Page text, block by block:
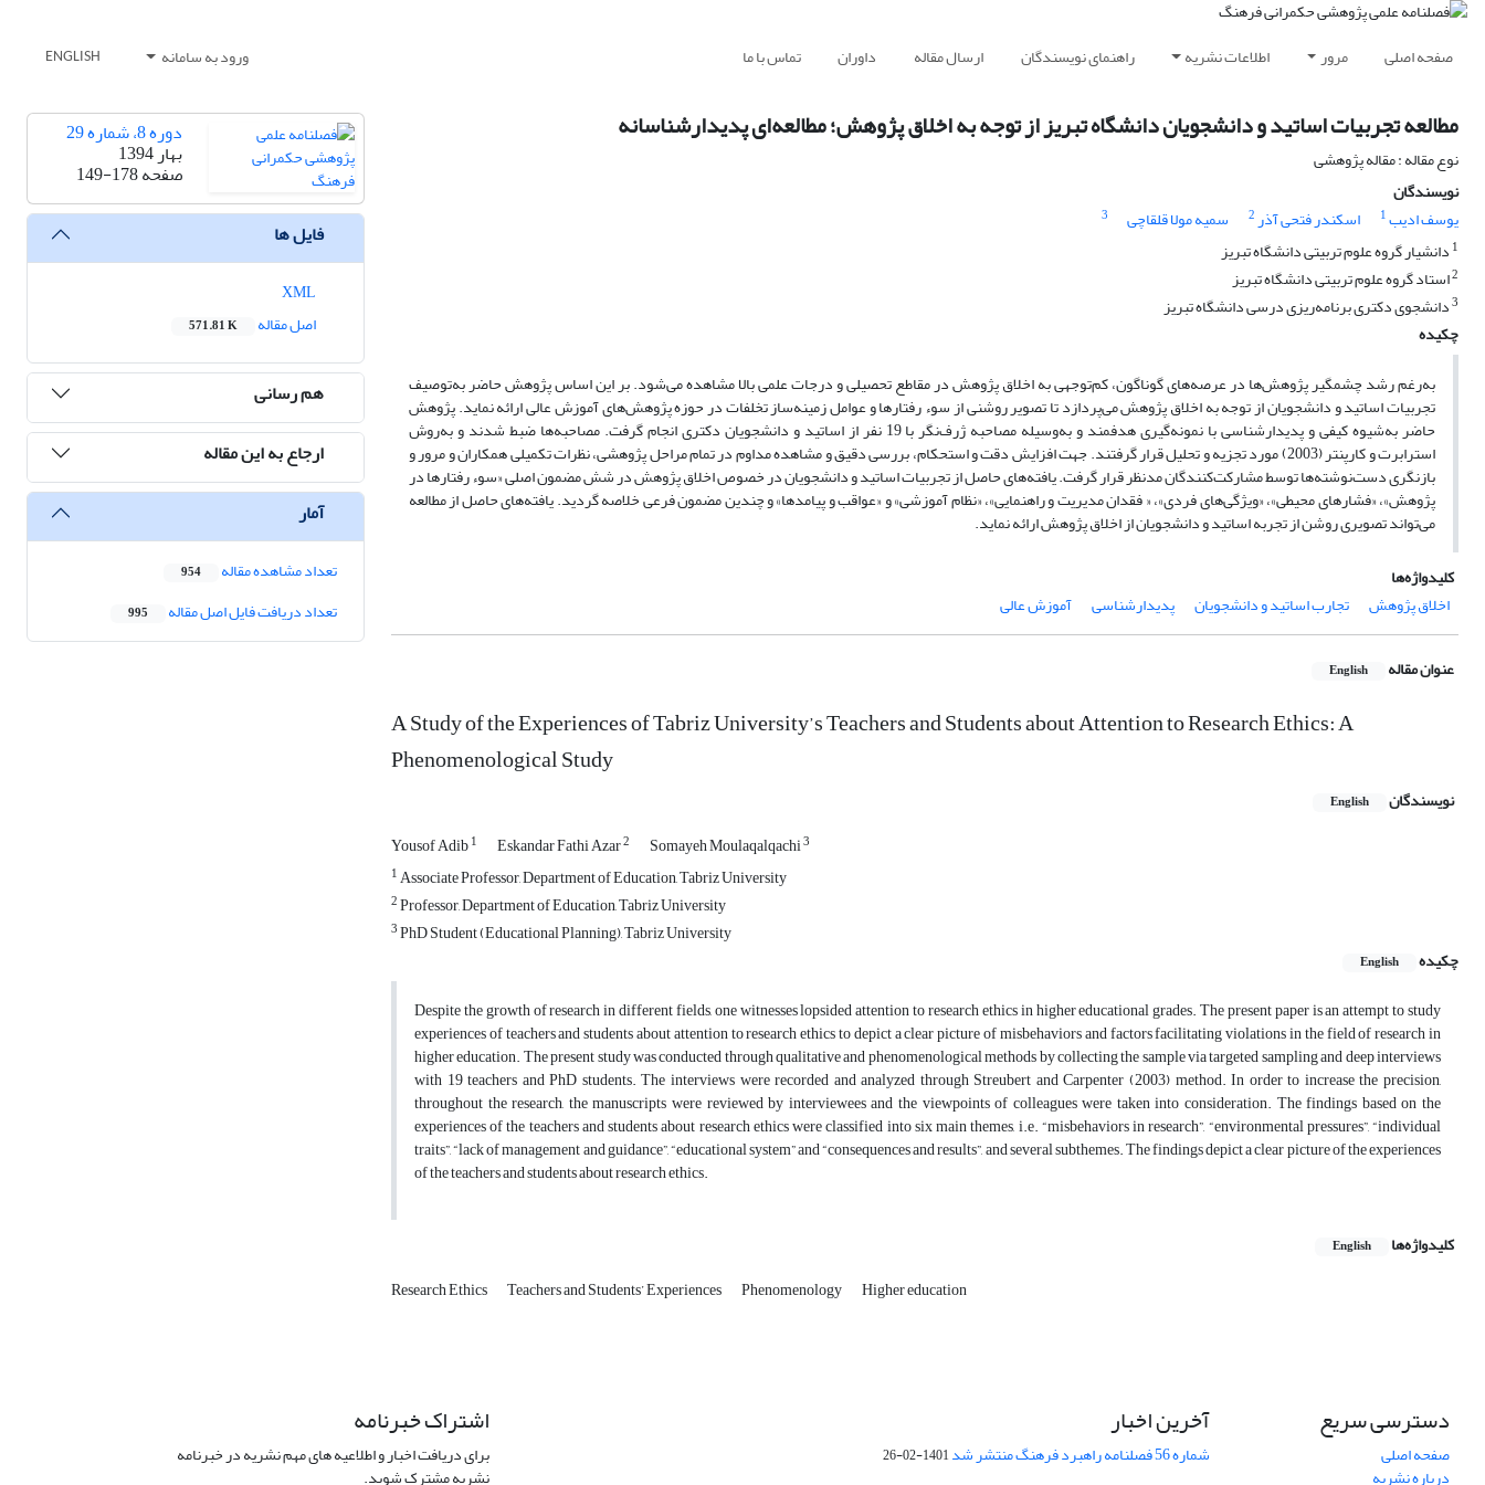
صفحه اصلی مرور اطلاعات نشریه راهنمای نویسندگان ارسال مقاله داوران تماس با ما ورود به سامانه ENGLISH
مطالعه تجربیات اساتید و دانشجویان دانشگاه تبریز از توجه به اخلاق پژوهش؛ مطالعه‌ای پدیدارشناسانه
نوع مقاله : مقاله پژوهشی
نویسندگان
یوسف ادیب1 اسکندر فتحی آذر2 سمیه مولا قلقاچی
3
1 دانشیار گروه علوم تربیتی دانشگاه تبریز
2استاد گروه علوم تربیتی دانشگاه تبریز
3دانشجوی دکتری برنامه‌ریزی درسی دانشگاه تبریز
چکیده
به‌رغم رشد چشمگیر پژوهش‌ها در عرصه‌های گوناگون، کم‌توجهی به اخلاق پژوهش در مقاطع تحصیلی و درجات علمی بالا مشاهده می‌شود. بر این اساس پژوهش حاضر به‌توصیف
تجربیات اساتید و دانشجویان از توجه به اخلاق پژوهش می‌پردازد تا تصویر روشنی از سوء رفتارها و عوامل زمینه‌ساز تخلفات در حوزه پژوهش‌های آموزش عالی ارائه نماید. پژوهش
حاضر به‌شیوه کیفی و پدیدارشناسی با نمونه‌گیری هدفمند و به‌وسیله مصاحبه ژرف‌نگر با 19 نفر از اساتید و دانشجویان دکتری انجام گرفت. مصاحبه‌ها ضبط شدند و به‌روش
استرابرت و کارپنتر (2003) مورد تجزیه و تحلیل قرار گرفتند. جهت افزایش دقت و استحکام، ‌بررسی دقیق و مشاهده مداوم در تمام مراحل پژوهشی، نظرات تکمیلی همکاران و مرور و
بازنگری دست‌نوشته‌ها توسط مشارکت‌کنندگان مدنظر قرار گرفت. یافته‌های حاصل از تجربیات اساتید و دانشجویان در خصوص اخلاق پژوهش در شش مضمون اصلی «سوء رفتارها در
پژوهش»، «فشارهای محیطی»، «ویژگی‌های فردی»، « فقدان مدیریت و راهنمایی»، «نظام آموزشی» و «عواقب و پیامدها» و چندین مضمون فرعی خلاصه گردید. یافته‌های حاصل از مطالعه
می‌تواند تصویری روشن از تجربه اساتید و دانشجویان از اخلاق پژوهش ارائه نماید.
کلیدواژه‌ها
اخلاق پژوهش
تجارب اساتید و دانشجویان پدیدارشناسی آموزش عالی
عنوان مقاله English
A Study of the Experiences of Tabriz University’s Teachers and Students about Attention to Research Ethics: A
Phenomenological Study
نویسندگان English
Yousof Adib1 Eskandar Fathi Azar2 Somayeh Moulaqalqachi3
1Associate Professor, Department of Education, Tabriz University
2Professor, Department of Education, Tabriz University
3PhD Student (Educational Planning), Tabriz University
چکیده
English
Despite the growth of research in different fields, one witnesses lopsided attention to research ethics in higher educational grades. The present paper is an attempt to study
experiences of teachers and students about attention to research ethics to depict a clear picture of misbehaviors and factors facilitating violations in the field of research in
higher education. The present study was conducted through qualitative and phenomenological methods by collecting the sample via targeted sampling and deep interviews
with 19 teachers and PhD students. The interviews were recorded and analyzed through Streubert and Carpenter (2003) method. In order to increase the precision,
throughout the research, the manuscripts were reviewed by interviewees and the viewpoints of colleagues were taken into consideration. The findings based on the
experiences of the teachers and students about research ethics were classified into six main themes, i.e. “misbehaviors in research”, “environmental pressures”, “individual
traits”, “lack of management and guidance”, “educational system” and “consequences and results”, and several subthemes. The findings depict a clear picture of the experiences
of the teachers and students about research ethics.
کلیدواژه‌ها English
Research Ethics Teachers and Students’ Experiences Phenomenology Higher education
دوره 8، شماره 29
بهار 1394
صفحه149-178
فایل ها
اصل مقاله
571.81 K
هم رسانی
ارجاع به این مقاله
آمار
تعداد مشاهده مقاله 954
تعداد دریافت فایل اصل مقاله 995
دسترسی سریع
صفحه اصلی
درباره نشریه
آخرین اخبار
شماره 56 فصلنامه راهبرد فرهنگ منتشر شد 1401-02-26
اشتراک خبرنامه
برای دریافت اخبار و اطلاعیه های مهم نشریه در خبرنامه
نشریه مشترک شوید.